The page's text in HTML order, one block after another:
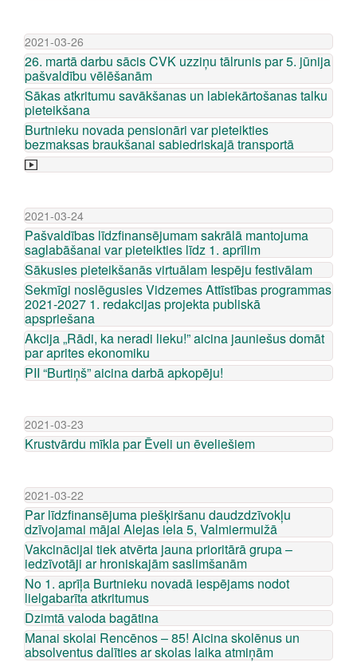
2021-03-26
26. martā darbu sācis CVK uzziņu tālrunis par 5. jūnija
pašvaldību vēlēšanām
Sākas atkritumu savākšanas un labiekārtošanas talku
pieteikšana
Burtnieku novada pensionāri var pieteikties
bezmaksas braukšanai sabiedriskajā transportā
2021-03-24
Pašvaldības līdzfinansējumam sakrālā mantojuma
saglabāšanai var pieteikties līdz 1. aprīlim
Sākusies pieteikšanās virtuālam Iespēju festivālam
Sekmīgi noslēgusies Vidzemes Attīstības programmas
2021-2027 1. redakcijas projekta publiskā
apspriešana
Akcija „Rādi, ka neradi lieku!” aicina jauniešus domāt
par aprites ekonomiku
PII “Burtiņš” aicina darbā apkopēju!
2021-03-23
Krustvārdu mīkla par Ēveli un ēveliešiem
2021-03-22
Par līdzfinansējuma piešķiršanu daudzdzīvokļu
dzīvojamai mājai Alejas iela 5, Valmiermuižā
Vakcinācijai tiek atvērta jauna prioritārā grupa –
iedzīvotāji ar hroniskajām saslimšanām
No 1. aprīļa Burtnieku novadā iespējams nodot
lielgabarīta atkritumus
Dzimtā valoda bagātina
Manai skolai Rencēnos – 85! Aicina skolēnus un
absolventus dalīties ar skolas laika atmiņām